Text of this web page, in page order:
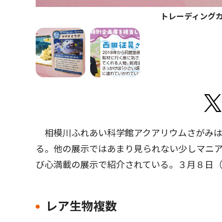
トレーディング
相模川ふれあい科学館アクアリウムさがみ
る。他の展示ではあまり見られない少しマニ
び心満載の展示で紹介されている。３月８日
レア生物複数